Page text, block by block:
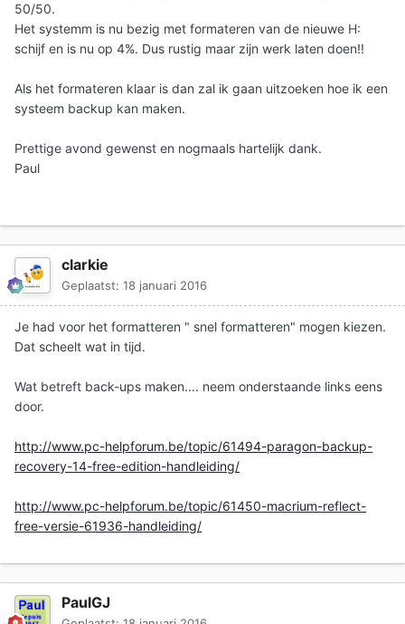
50/50.
Het systemm is nu bezig met formateren van de nieuwe H:
schijf en is nu op 4%. Dus rustig maar zijn werk laten doen!!
Als het formateren klaar is dan zal ik gaan uitzoeken hoe ik een
systeem backup kan maken.
Prettige avond gewenst en nogmaals hartelijk dank.
Paul
clarkie
Geplaatst: 18 januari 2016
Je had voor het formatteren " snel formatteren" mogen kiezen.
Dat scheelt wat in tijd.
Wat betreft back-ups maken.... neem onderstaande links eens
door.
http://www.pc-helpforum.be/topic/61494-paragon-backup-
recovery-14-free-edition-handleiding/
http://www.pc-helpforum.be/topic/61450-macrium-reflect-
free-versie-61936-handleiding/
PaulGJ